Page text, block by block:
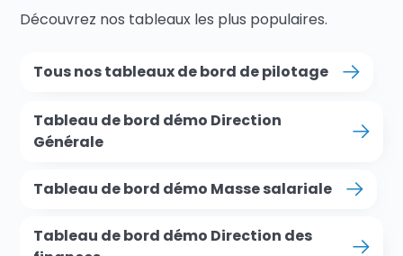
Découvrez nos tableaux les plus populaires.
Tous nos tableaux de bord de pilotage
Tableau de bord démo Direction
Générale
Tableau de bord démo Masse salariale
Tableau de bord démo Direction des